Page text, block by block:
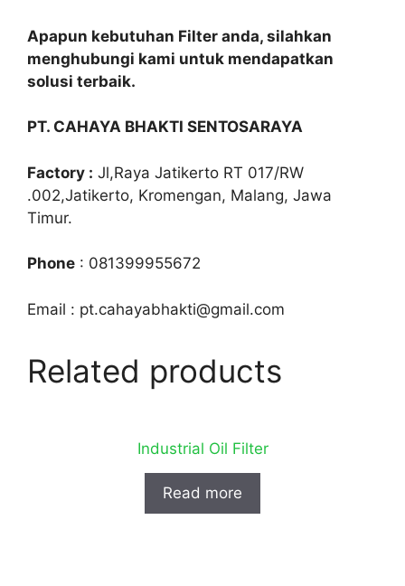
Apapun kebutuhan Filter anda, silahkan
menghubungi kami untuk mendapatkan
solusi terbaik.
PT. CAHAYA BHAKTI SENTOSARAYA
Factory : Jl,Raya Jatikerto RT 017/RW
.002,Jatikerto, Kromengan, Malang, Jawa
Timur.
Phone : 081399955672
Email : pt.cahayabhakti@gmail.com
Related products
Industrial Oil Filter
Read more